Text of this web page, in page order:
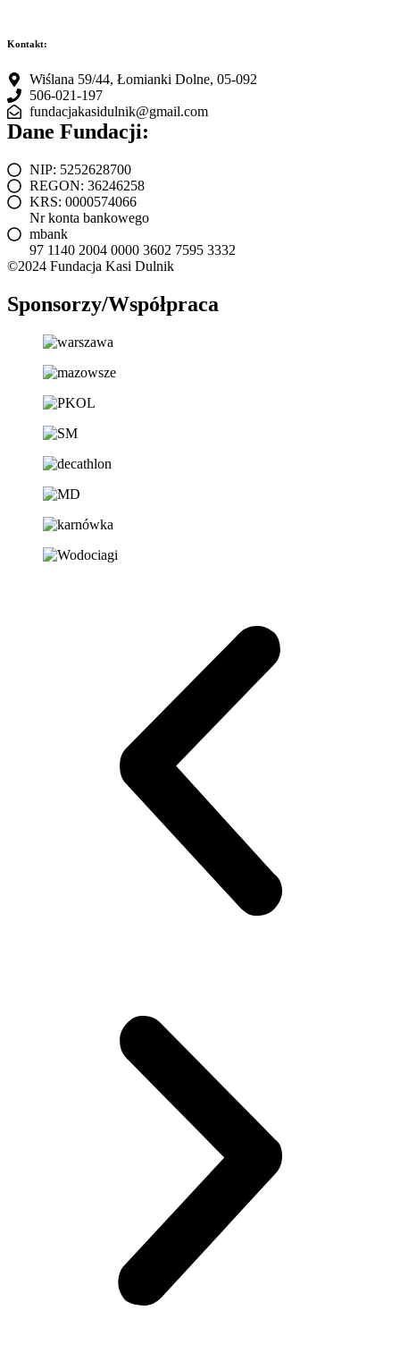
Kontakt:
Wiślana 59/44, Łomianki Dolne, 05-092
506-021-197
fundacjakasidulnik@gmail.com
Dane Fundacji:
NIP: 5252628700
REGON: 36246258
KRS: 0000574066
Nr konta bankowego
mbank
97 1140 2004 0000 3602 7595 3332
©2024 Fundacja Kasi Dulnik
Sponsorzy/Współpraca